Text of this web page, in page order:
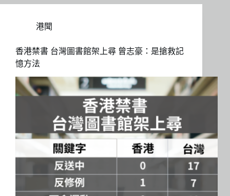
港聞
香港禁書 台灣圖書館架上尋 曾志豪：是搶救記
憶方法